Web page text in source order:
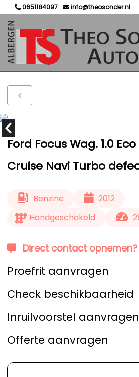
0651184097 info@theosonder.nl
Ford Focus Wag. 1.0
Cruise Navi Turbo
Benzine
2012
Handgeschakeld
Direct contact opnemen?
Proefrit aanvragen
Check beschikbaarheid
Inruilvoorstel aanvragen
Offerte aanvragen